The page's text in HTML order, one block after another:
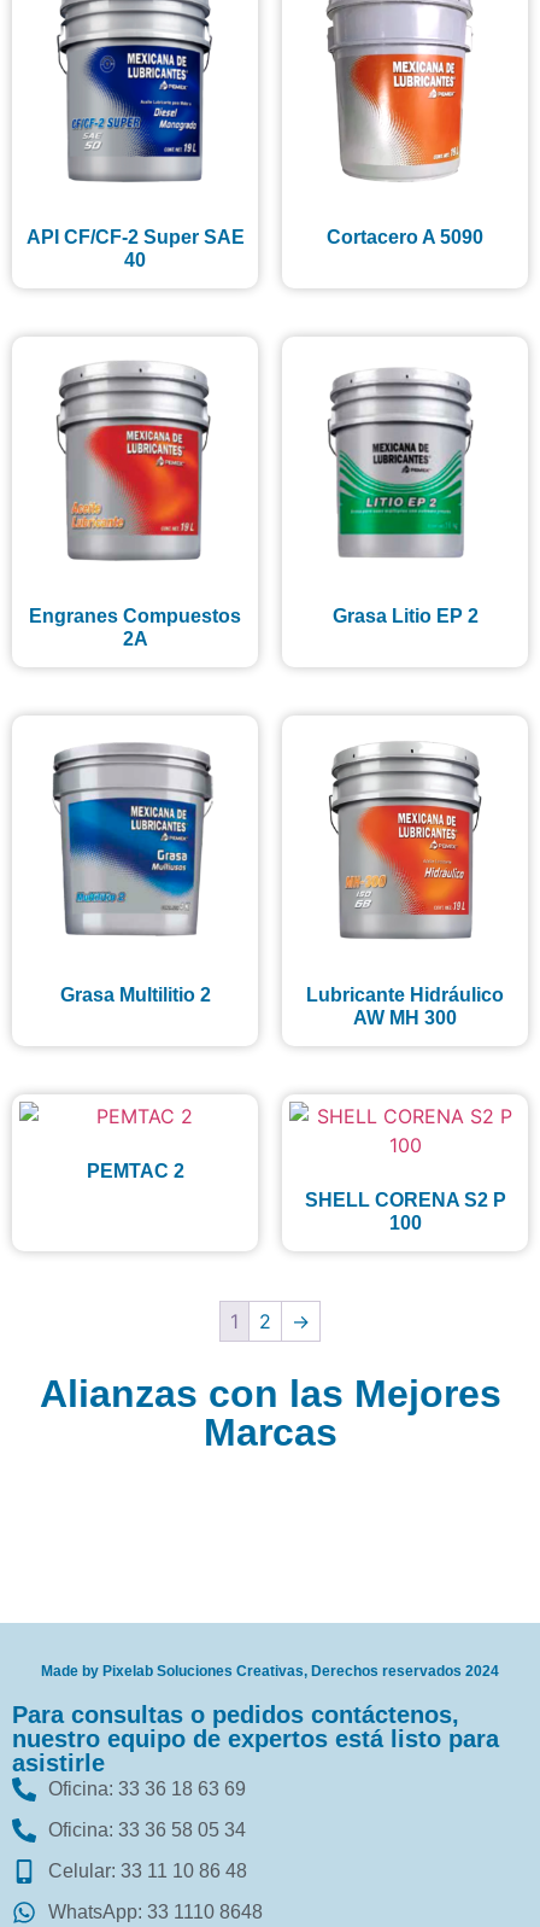
API CF/CF-2 Super SAE
40
Cortacero A 5090
Engranes Compuestos
2A
Grasa Litio EP 2
Grasa Multilitio 2
Lubricante Hidráulico
AW MH 300
PEMTAC 2
SHELL CORENA S2 P
100
1 2 →
Alianzas con las Mejores
Marcas
Made by Pixelab Soluciones Creativas, Derechos reservados 2024
Para consultas o pedidos contáctenos,
nuestro equipo de expertos está listo para
asistirle
Oficina: 33 36 18 63 69
Oficina: 33 36 58 05 34
Celular: 33 11 10 86 48
WhatsApp: 33 1110 8648